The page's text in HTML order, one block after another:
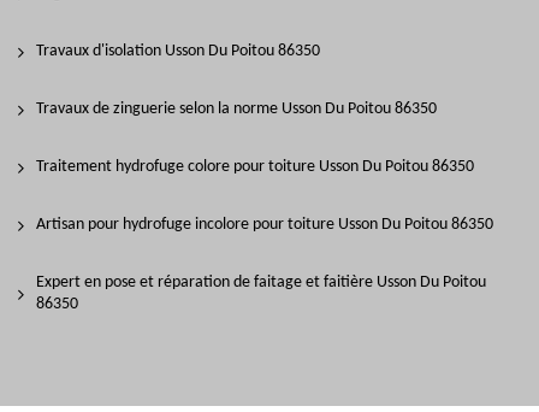
Travaux d'isolation Usson Du Poitou 86350
Travaux de zinguerie selon la norme Usson Du Poitou 86350
Traitement hydrofuge colore pour toiture Usson Du Poitou 86350
Artisan pour hydrofuge incolore pour toiture Usson Du Poitou 86350
Expert en pose et réparation de faitage et faitière Usson Du Poitou
86350